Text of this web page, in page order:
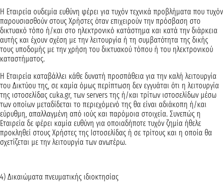
Η Εταιρεία ουδεμία ευθύνη φέρει για τυχόν τεχνικά προβλήματα που τυχόν
παρουσιασθούν στους Χρήστες όταν επιχειρούν την πρόσβαση στο
δικτυακό τόπο ή/και στο ηλεκτρονικό κατάστημα και κατά την διάρκεια
αυτής και έχουν σχέση με την λειτουργία ή τη συμβατότητα της δικής
τους υποδομής με την χρήση του δικτυακού τόπου ή του ηλεκτρονικού
καταστήματος.
Η Εταιρεία καταβάλλει κάθε δυνατή προσπάθεια για την καλή λειτουργία
του Δικτύου της, σε καμία όμως περίπτωση δεν εγγυάται ότι η λειτουργία
της ιστοσελίδας cuka.gr, των servers της ή/και τρίτων ιστοσελίδων μέσω
των οποίων μεταδίδεται το περιεχόμενό της θα είναι αδιάκοπη ή/και
εύρυθμη, απαλλαγμένη από ιούς και παρόμοια στοιχεία. Συνεπώς η
Εταιρεία δε φέρει καμία ευθύνη για οποιαδήποτε τυχόν ζημία ήθελε
προκληθεί στους Χρήστες της Ιστοσελίδας ή σε τρίτους και η οποία θα
σχετίζεται με την λειτουργία των ανωτέρω.
4) Δικαιώματα πνευματικής ιδιοκτησίας